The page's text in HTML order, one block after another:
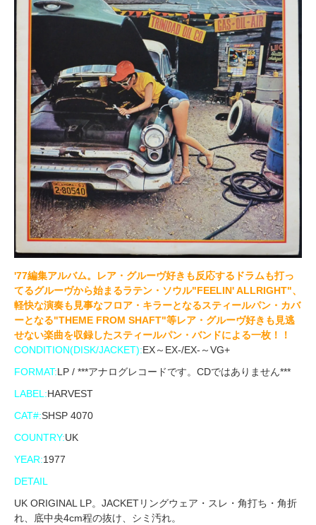
'77編集アルバム。レア・グルーヴ好きも反応するドラムも打っ
てるグルーヴから始まるラテン・ソウル"FEELIN' ALLRIGHT"、
軽快な演奏も見事なフロア・キラーとなるスティールパン・カバ
ーとなる"THEME FROM SHAFT"等レア・グルーヴ好きも見逃
せない楽曲を収録したスティールパン・バンドによる一枚！！
CONDITION(DISK/JACKET):EX～EX-/EX-～VG+
FORMAT:LP / ***アナログレコードです。CDではありません***
LABEL:HARVEST
CAT#:SHSP 4070
COUNTRY:UK
YEAR:1977
DETAIL
UK ORIGINAL LP。JACKETリングウェア・スレ・角打ち・角折
れ、底中央4cm程の抜け、シミ汚れ。